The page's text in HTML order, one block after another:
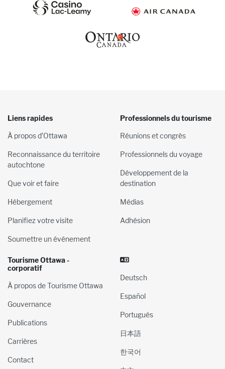
Liens rapides
À propos d’Ottawa
Reconnaissance du territoire
autochtone
Que voir et faire
Hébergement
Planifiez votre visite
Soumettre un événement
Professionnels du tourisme
Réunions et congrès
Professionnels du voyage
Développement de la
destination
Médias
Adhésion
Tourisme Ottawa -
corporatif
À propos de Tourisme Ottawa
Gouvernance
Publications
Carrières
Contact
Deutsch
Español
Português
日本語
한국어